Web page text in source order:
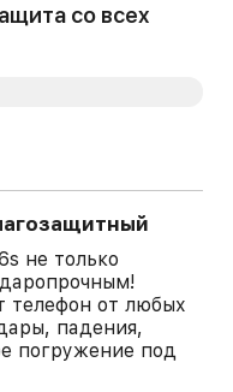
со всех
не только
телефон от любых
падения,
погружение под